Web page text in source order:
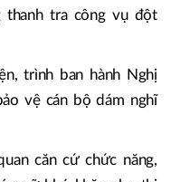
truyền, được cung
sản phẩm của doanh
sách của Đảng, Nhà
thanh tra công vụ đột